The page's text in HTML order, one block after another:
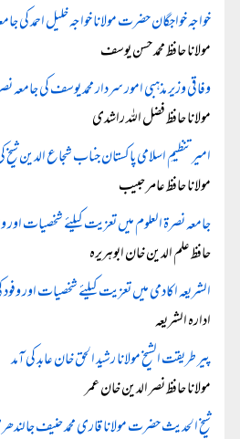
خواجہ خواجگان حضرت مولانا خواجہ خلیل احمد کی
مولانا حافظ محمد حسن یوسف
وفاقی وزیر مذہبی امور سردار محمد یوسف کی جامعہ
مولانا حافظ فضل اللہ راشدی
امیرتنظیمِ اسلامی پاکستان جناب شجاع الدین شیخ
مولانا حافظ عامر حبیب
جامعہ نصرۃ العلوم میں تعزیت کیلئے شخصیات اور
حافظ علم الدین خان ابوہریرہ
الشریعہ اکادمی میں تعزیت کیلئے شخصیات اور وفود
ادارہ الشریعہ
پیر طریقت الشیخ مولانا رشید الحق خان عابد کی آمد
مولانا حافظ نصر الدین خان عمر
شیخ الحدیث حضرت مولانا قاری محمد حنیف